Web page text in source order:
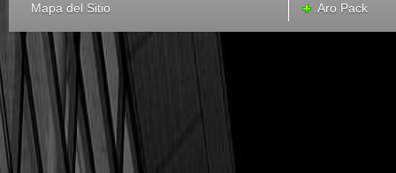
Mapa del Sitio
Aro Pack